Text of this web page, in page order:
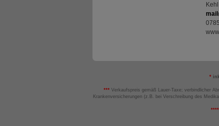
*
*** Verkaufspreis gemäß Lauer-Taxe; verbindlicher
Krankenversicherungen (z.B. bei Verschreibung des
****